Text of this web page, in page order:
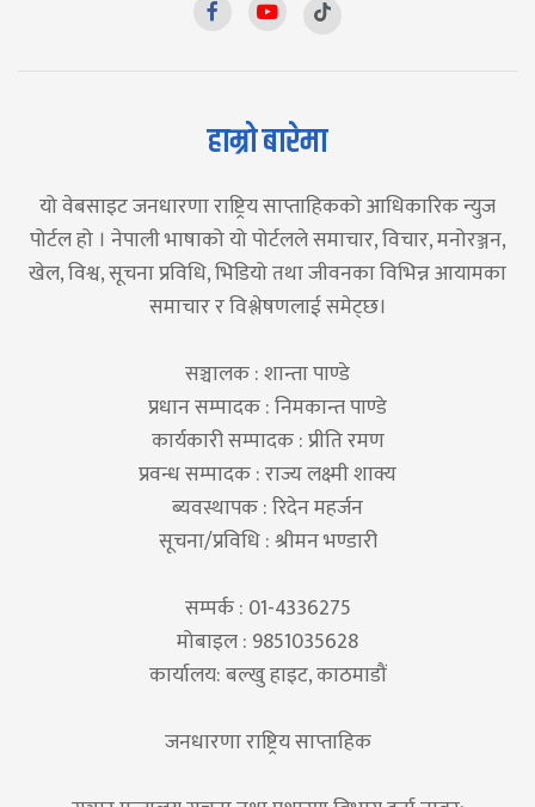
हाम्रो बारेमा
यो वेबसाइट जनधारणा राष्ट्रिय साप्ताहिकको आधिकारिक न्युज
पोर्टल हो । नेपाली भाषाको यो पोर्टलले समाचार, विचार, मनोरञ्जन,
खेल, विश्व, सूचना प्रविधि, भिडियो तथा जीवनका विभिन्न आयामका
समाचार र विश्लेषणलाई समेट्छ।
सञ्चालक : शान्ता पाण्डे
प्रधान सम्पादक : निमकान्त पाण्डे
कार्यकारी सम्पादक : प्रीति रमण
प्रवन्ध सम्पादक : राज्य लक्ष्मी शाक्य
ब्यवस्थापक : रिदेन महर्जन
सूचना/प्रविधि : श्रीमन भण्डारी
सम्पर्क : 01-4336275
मोबाइल : 9851035628
कार्यालय: बल्खु हाइट, काठमाडौं
जनधारणा राष्ट्रिय साप्ताहिक